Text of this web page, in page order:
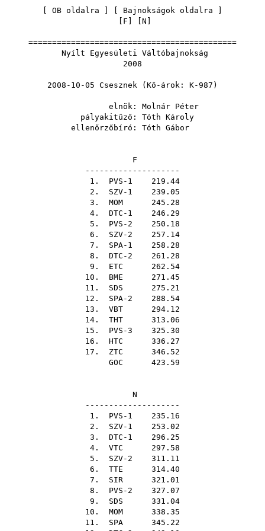
OB oldalra Bajnokságok oldalra
F N
============================================
Nyílt Egyesületi Váltóbajnokság
2008
2008-10-05 Csesznek (Kő-árok: K-987)
elnök: Molnár Péter
pályakitűző: Tóth Károly
ellenőrzőbíró: Tóth Gábor
F
--------------------
1. PVS-1 219.44
2. SZV-1 239.05
3. MOM 245.28
4. DTC-1 246.29
5. PVS-2 250.18
6. SZV-2 257.14
7. SPA-1 258.28
8. DTC-2 261.28
9. ETC 262.54
10. BME 271.45
11. SDS 275.21
12. SPA-2 288.54
13. VBT 294.12
14. THT 313.06
15. PVS-3 325.30
16. HTC 336.27
17. ZTC 346.52
GOC 423.59
N
--------------------
1. PVS-1 235.16
2. SZV-1 253.02
3. DTC-1 296.25
4. VTC 297.58
5. SZV-2 311.11
6. TTE 314.40
7. SIR 321.01
8. PVS-2 327.07
9. SDS 331.04
10. MOM 338.35
11. SPA 345.22